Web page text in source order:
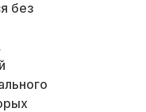
без